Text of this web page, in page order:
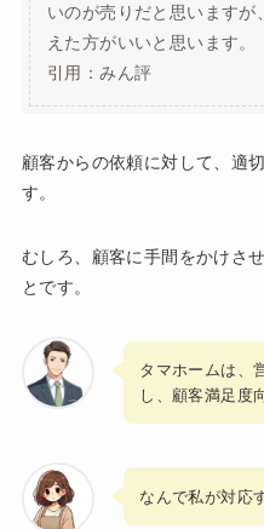
いのが売りだと思います
えた方がいいと思います。
引用：みん評
顧客からの依頼に対して、適
す。
むしろ、顧客に手間をかけさ
とです。
タマホームは、
し、顧客満足度
なんで私が対応